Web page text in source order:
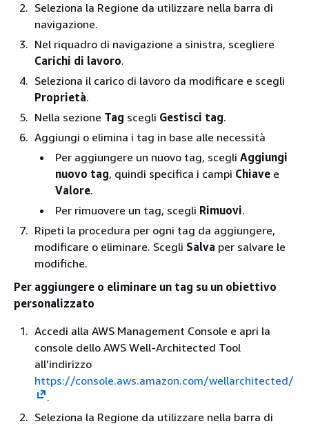
Seleziona la Regione da utilizzare nella barra di
navigazione.
Nel riquadro di navigazione a sinistra, scegliere
Carichi di lavoro.
Seleziona il carico di lavoro da modificare e scegli
Proprietà.
Nella sezione Tag scegli Gestisci tag.
Aggiungi o elimina i tag in base alle necessità
Per aggiungere un nuovo tag, scegli Aggiungi
nuovo tag, quindi specifica i campi Chiave e
Valore.
Per rimuovere un tag, scegli Rimuovi.
Ripeti la procedura per ogni tag da aggiungere,
modificare o eliminare. Scegli Salva per salvare le
modifiche.
Per aggiungere o eliminare un tag su un obiettivo
personalizzato
Accedi alla AWS Management Console e apri la
console dello AWS Well-Architected Tool
all’indirizzo
https://console.aws.amazon.com/wellarchitected/
.
Seleziona la Regione da utilizzare nella barra di